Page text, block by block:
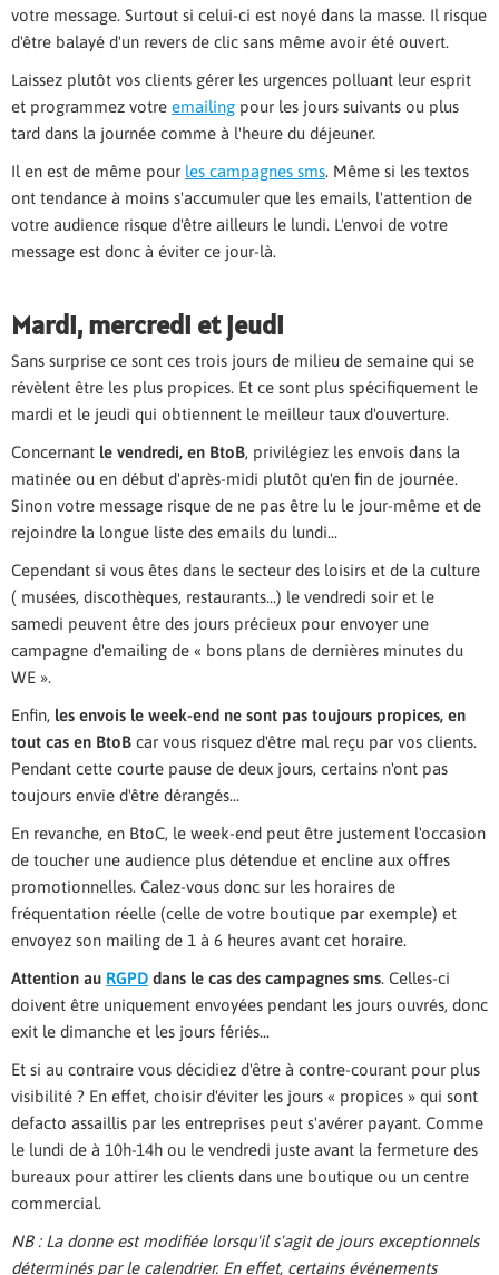
votre message. Surtout si celui-ci est noyé dans la masse. Il risque
d'être balayé d'un revers de clic sans même avoir été ouvert.
Laissez plutôt vos clients gérer les urgences polluant leur esprit
et programmez votre emailing pour les jours suivants ou plus
tard dans la journée comme à l'heure du déjeuner.
Il en est de même pour les campagnes sms. Même si les textos
ont tendance à moins s'accumuler que les emails, l'attention de
votre audience risque d'être ailleurs le lundi. L'envoi de votre
message est donc à éviter ce jour-là.
Mardi, mercredi et jeudi
Sans surprise ce sont ces trois jours de milieu de semaine qui se
révèlent être les plus propices. Et ce sont plus spécifiquement le
mardi et le jeudi qui obtiennent le meilleur taux d'ouverture.
Concernant le vendredi, en BtoB, privilégiez les envois dans la
matinée ou en début d'après-midi plutôt qu'en fin de journée.
Sinon votre message risque de ne pas être lu le jour-même et de
rejoindre la longue liste des emails du lundi...
Cependant si vous êtes dans le secteur des loisirs et de la culture
( musées, discothèques, restaurants...) le vendredi soir et le
samedi peuvent être des jours précieux pour envoyer une
campagne d'emailing de « bons plans de dernières minutes du
WE ».
Enfin, les envois le week-end ne sont pas toujours propices, en
tout cas en BtoB car vous risquez d'être mal reçu par vos clients.
Pendant cette courte pause de deux jours, certains n'ont pas
toujours envie d'être dérangés...
En revanche, en BtoC, le week-end peut être justement l'occasion
de toucher une audience plus détendue et encline aux offres
promotionnelles. Calez-vous donc sur les horaires de
fréquentation réelle (celle de votre boutique par exemple) et
envoyez son mailing de 1 à 6 heures avant cet horaire.
Attention au RGPD dans le cas des campagnes sms. Celles-ci
doivent être uniquement envoyées pendant les jours ouvrés, donc
exit le dimanche et les jours fériés...
Et si au contraire vous décidiez d'être à contre-courant pour plus
visibilité ? En effet, choisir d'éviter les jours « propices » qui sont
defacto assaillis par les entreprises peut s'avérer payant. Comme
le lundi de à 10h-14h ou le vendredi juste avant la fermeture des
bureaux pour attirer les clients dans une boutique ou un centre
commercial.
NB : La donne est modifiée lorsqu'il s'agit de jours exceptionnels
déterminés par le calendrier. En effet, certains événements